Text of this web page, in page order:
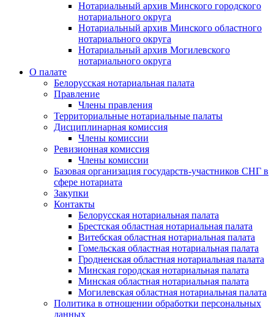
Нотариальный архив Минского городского
нотариального округа
Нотариальный архив Минского областного
нотариального округа
Нотариальный архив Могилевского
нотариального округа
О палате
Белорусская нотариальная палата
Правление
Члены правления
Территориальные нотариальные палаты
Дисциплинарная комиссия
Члены комиссии
Ревизионная комиссия
Члены комиссии
Базовая организация государств-участников СНГ в
сфере нотариата
Закупки
Контакты
Белорусская нотариальная палата
Брестская областная нотариальная палата
Витебская областная нотариальная палата
Гомельская областная нотариальная палата
Гродненская областная нотариальная палата
Минская городская нотариальная палата
Минская областная нотариальная палата
Могилевская областная нотариальная палата
Политика в отношении обработки персональных
данных